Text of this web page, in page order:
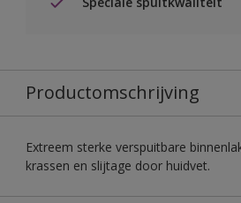
Productomschrijving
Extreem sterke verspuitbare
krassen en slijtage door huidvet.